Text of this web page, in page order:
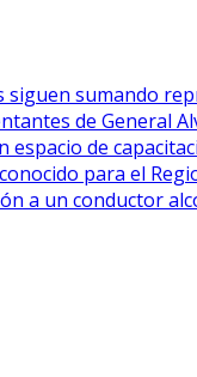
siguen sumando
de General
espacio de
para el
a un conductor